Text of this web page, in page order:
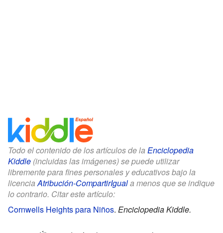
Todo el contenido de los artículos de la Enciclopedia
Kiddle (incluidas las imágenes) se puede utilizar
libremente para fines personales y educativos bajo la
licenciaAtribución-CompartirIguala menos que se indique
lo contrario. Citar este artículo:
Cornwells Heights para Niños. Enciclopedia Kiddle.